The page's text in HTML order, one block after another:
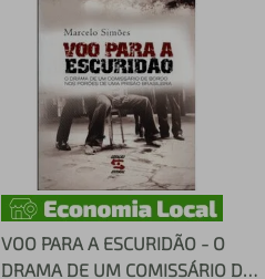
VOO PARA A ESCURIDÃO - O
DRAMA DE UM COMISSÁRIO DE